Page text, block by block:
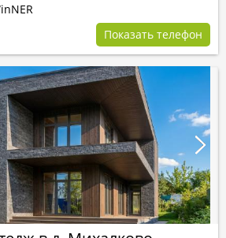
Показать телефон